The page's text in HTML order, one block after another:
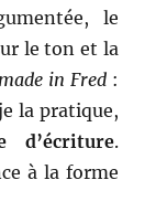
le
le ton et la
made in Fred:
la pratique,
d’écriture.
à la forme